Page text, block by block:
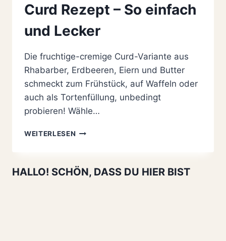
Curd Rezept – So einfach
und Lecker
Die fruchtige-cremige Curd-Variante aus
Rhabarber, Erdbeeren, Eiern und Butter
schmeckt zum Frühstück, auf Waffeln oder
auch als Tortenfüllung, unbedingt
probieren! Wähle…
WEITERLESEN RHABARBER-
–
HALLO! SCHÖN, DASS DU HIER BIST